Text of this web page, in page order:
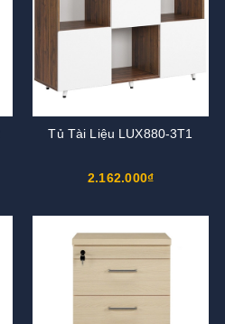
Tủ Tài Liệu LUX880-3T1
2.162.000₫